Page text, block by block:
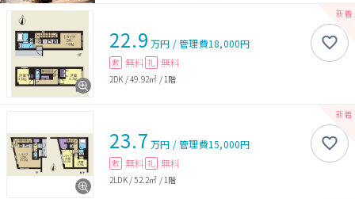
22.9 万円 /管理費18,000円
敷 無料 礼 無料
2DK /49.92㎡ / 1階
23.7 万円 /管理費15,000円
敷 無料 礼 無料
2LDK/52.2㎡ / 1階